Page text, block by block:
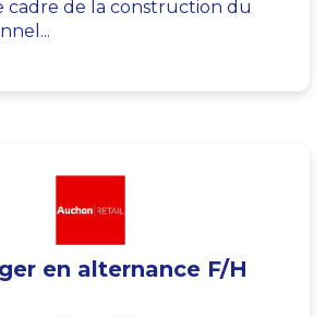
cadre de la construction du
en alternance F/H